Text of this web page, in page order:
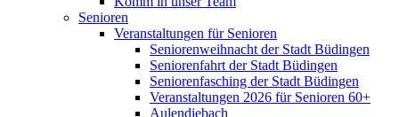
Senioren
Veranstaltungen für Senioren
Seniorenweihnacht der Stadt Büdingen
Seniorenfahrt der Stadt Büdingen
Seniorenfasching der Stadt Büdingen
Veranstaltungen 2026 für Senioren 60+
Aulendiebach